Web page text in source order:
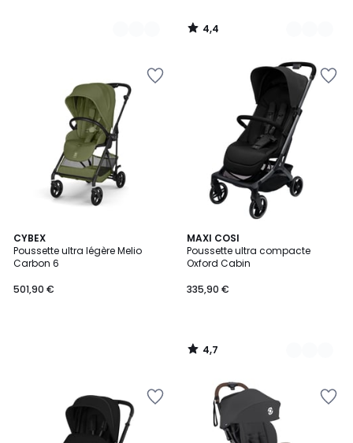
4,4
/
CYBEX
Poussette ultra légère Melio
Carbon 6
501,90 €
MAXI COSI
Poussette ultra compacte
Oxford Cabin
335,90 €
4,7
/ 5
2
Couleurs
4,7
/